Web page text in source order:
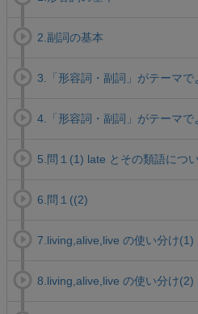
2.副詞の基本
3.「形容詞・副詞」がテーマ
4.「形容詞・副詞」がテーマ
5.問１(1) late とその類語につ
6.問１((2)
7.living,alive,live の使い分け(1)
8.living,alive,live の使い分け(2)